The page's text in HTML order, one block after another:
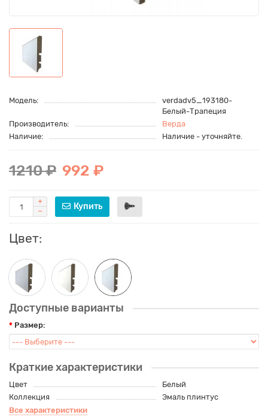
Модель:
verdadv5_193180-
Белый-Трапеция
Производитель:
Верда
Наличие:
Наличие - уточняйте.
1210 ₽ 992 ₽
Купить
Цвет:
Доступные варианты
Размер:
Краткие характеристики
Цвет
Белый
Коллекция
Эмаль плинтус
Все характеристики